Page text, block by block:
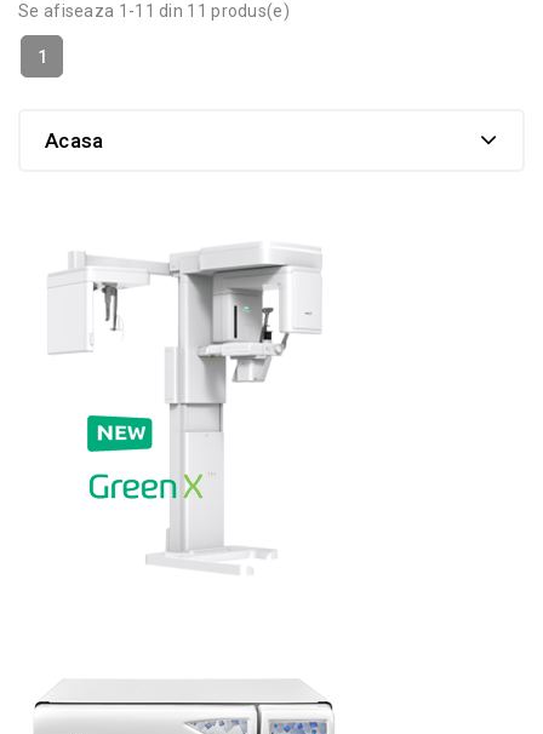
Se afiseaza 1-11 din 11 produs(e)
1
Acasa